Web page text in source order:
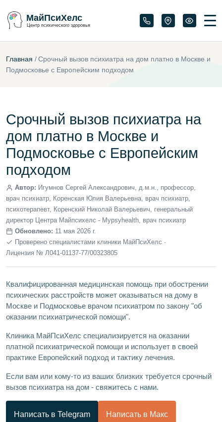
МайПсиХелс
Центр психического здоровья
Главная / Срочный вызов психиатра на дом платно в Москве и
Подмосковье с Европейским подходом
Срочный вызов психиатра на
дом платно в Москве и
Подмосковье с Европейским
подходом
Автор: Игумнов Сергей Александрович, д.м.н., профессор,
врач психиатр, Коренская Юлия Валерьевна, врач психиатр,
психотерапевт, Коренский Николай Валерьевич, генеральный
директор Центра Майпсихелс - Mypsyhealth, врач психиатр
Обновлено: 11 мая 2026 г.
Проверено специалистами клиники МайПсиХелс ·
Лицензия № Л041‑01137‑77/00323805
Квалифицированная медицинская помощь при обострении
психических расстройств может оказываться на дому в
Москве и Подмосковье врачом психиатром по закону "об
оказании психиатрической помощи".
Клиника МайПсиХелс специализируется на оказании
платной психиатрической помощи и использует в своей
практике Европейский подход и тактику лечения.
Если вам или кому-то из ваших близких требуется срочный
вызов психиатра на дом - свяжитесь с нами.
Написать в Telegram Написать в Макс